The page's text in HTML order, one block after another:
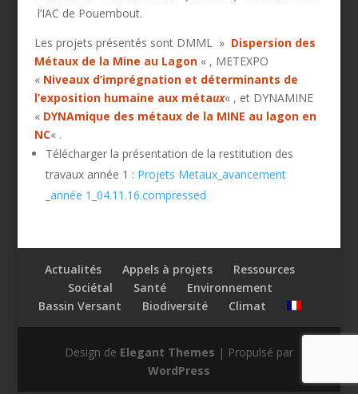
l’IAC de Pouembout.
Les projets présentés sont DMML » Dispersion des
Métaux de la Mine au Lagon « , METEXPO
« Niveaux d’imprégnation et déterminants de
l’exposition humaine aux métaux« , et DYNAMINE
« DYNAmique des métaux de la MINE au lagon en
NC« .
Télécharger la présentation de la restitution des
travaux année 1 : Projets Metaux_avancement
_année 1_04.11.16.compressed
Actualités Appels à projets
Ressources
Sociétal
Santé
Environnement
Bassin Versant
Biodiversité Climat
Design de Elegant Themes | Propulsé par
WordPress